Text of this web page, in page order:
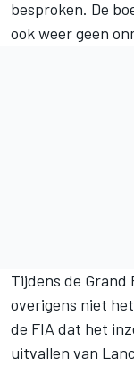
besproken. De
ook weer geen
Tijdens de
overigens niet
de FIA dat het
uitvallen van